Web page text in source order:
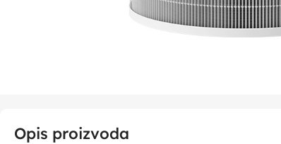
Opis proizvoda